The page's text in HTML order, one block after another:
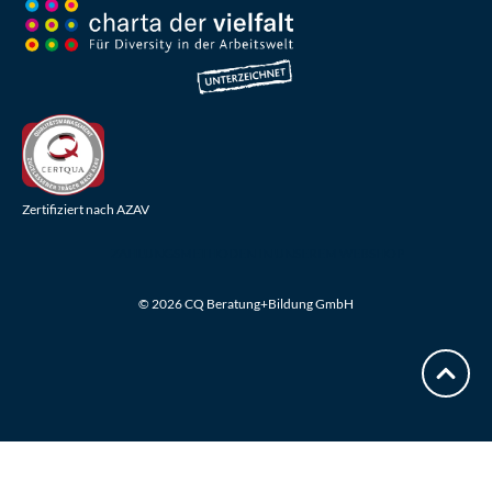
Zertifiziert nach AZAV
© 2026 CQ Beratung+Bildung GmbH